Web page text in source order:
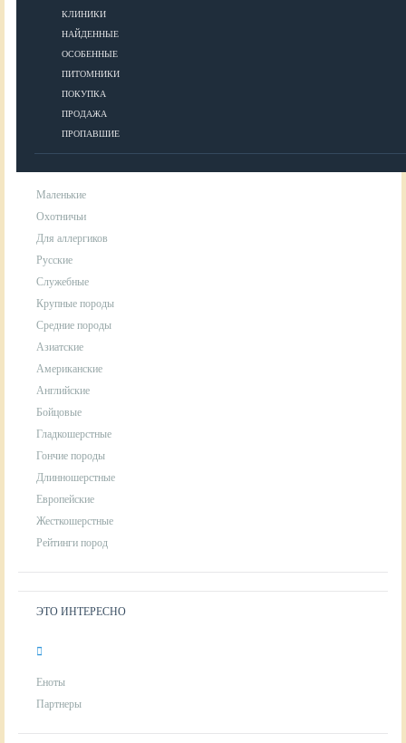
КЛИНИКИ
НАЙДЕННЫЕ
ОСОБЕННЫЕ
ПИТОМНИКИ
ПОКУПКА
ПРОДАЖА
ПРОПАВШИЕ
Гигиена
Уход за шерстью
Аксессуары для ухода за собакой
Маленькие
Охотничьи
Для аллергиков
Русские
Служебные
Крупные породы
Средние породы
Азиатские
Американские
Английские
Бойцовые
Гладкошерстные
Гончие породы
Длинношерстные
Европейские
Жесткошерстные
Рейтинги пород
ЭТО ИНТЕРЕСНО
Еноты
Партнеры